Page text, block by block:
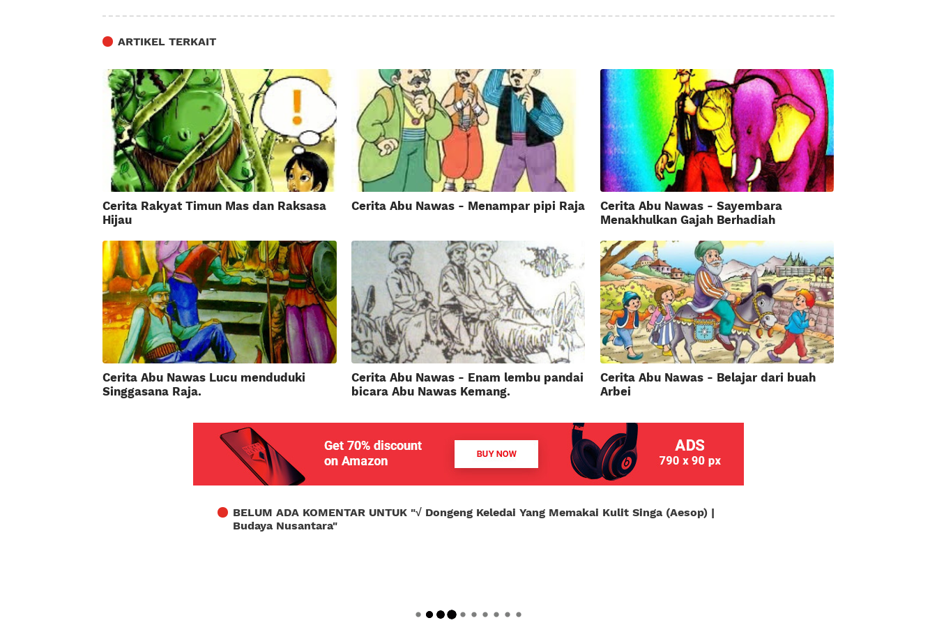
ARTIKEL TERKAIT
Cerita Rakyat Timun Mas dan Raksasa
Hijau
Cerita Abu Nawas - Menampar pipi Raja
Cerita Abu Nawas - Sayembara
Menakhulkan Gajah Berhadiah
Cerita Abu Nawas Lucu menduduki
Singgasana Raja.
Cerita Abu Nawas - Enam lembu pandai
bicara Abu Nawas Kemang.
Cerita Abu Nawas - Belajar dari buah
Arbei
BELUM ADA KOMENTAR UNTUK "√ Dongeng Keledai Yang Memakai Kulit Singa (Aesop) |
Budaya Nusantara"